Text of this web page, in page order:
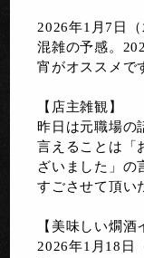
2026年1月7日
混雑の予感。
宵がオススメ
【店主雑観】
昨日は元職場の
言えることは「
ざいました」の
すごさせて頂い
【美味しい燗酒
2026年1月18日